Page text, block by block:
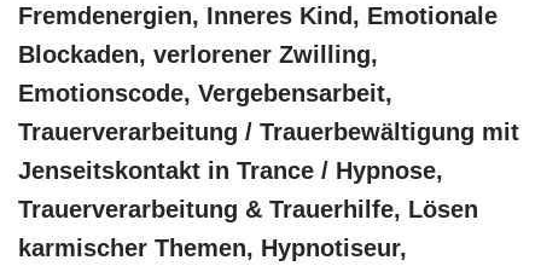
Fremdenergien, Inneres Kind, Emotionale
Blockaden, verlorener Zwilling,
Emotionscode, Vergebensarbeit,
Trauerverarbeitung / Trauerbewältigung mit
Jenseitskontakt in Trance / Hypnose,
Trauerverarbeitung & Trauerhilfe, Lösen
karmischer Themen, Hypnotiseur,